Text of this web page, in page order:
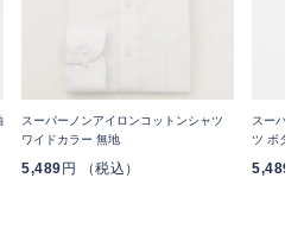
スーパーノンアイロンコットンシャツ
ワイドカラー 無地
5,489円 （税込）
スーパー
ツ ボタ
5,489